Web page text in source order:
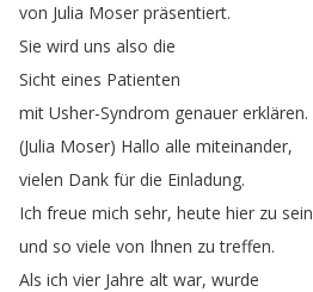
von Julia Moser präsentiert.
Sie wird uns also die
Sicht eines Patienten
mit Usher-Syndrom genauer erklären.
(Julia Moser) Hallo alle miteinander,
vielen Dank für die Einladung.
Ich freue mich sehr, heute hier zu sein
und so viele von Ihnen zu treffen.
Als ich vier Jahre alt war, wurde